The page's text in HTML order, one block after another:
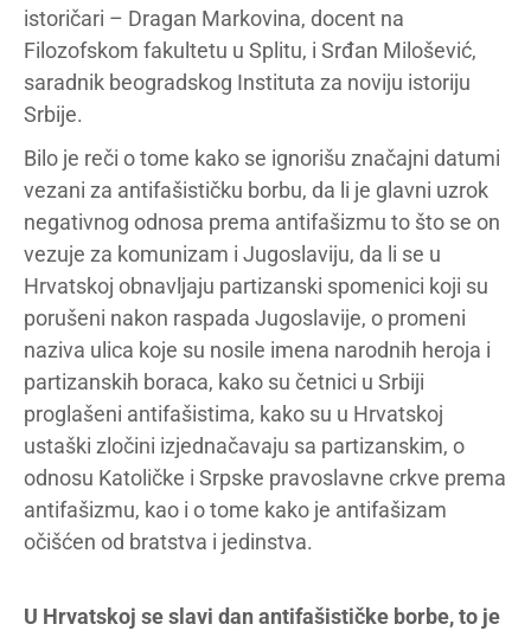
istoričari – Dragan Markovina, docent na
Filozofskom fakultetu u Splitu, i Srđan Milošević,
saradnik beogradskog Instituta za noviju istoriju
Srbije.
Bilo je reči o tome kako se ignorišu značajni datumi
vezani za antifašističku borbu, da li je glavni uzrok
negativnog odnosa prema antifašizmu to što se on
vezuje za komunizam i Jugoslaviju, da li se u
Hrvatskoj obnavljaju partizanski spomenici koji su
porušeni nakon raspada Jugoslavije, o promeni
naziva ulica koje su nosile imena narodnih heroja i
partizanskih boraca, kako su četnici u Srbiji
proglašeni antifašistima, kako su u Hrvatskoj
ustaški zločini izjednačavaju sa partizanskim, o
odnosu Katoličke i Srpske pravoslavne crkve prema
antifašizmu, kao i o tome kako je antifašizam
očišćen od bratstva i jedinstva.
U Hrvatskoj se slavi dan antifašističke borbe, to je